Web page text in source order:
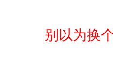
别以为换